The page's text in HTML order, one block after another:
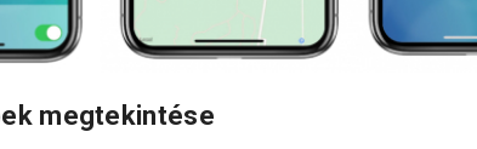
megtekintése